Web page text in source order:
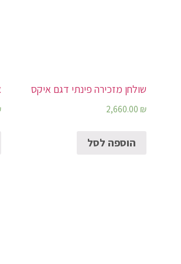
שולחן מזכירה פינתי דגם איקס
2,660.00 ₪
הוספה לסל